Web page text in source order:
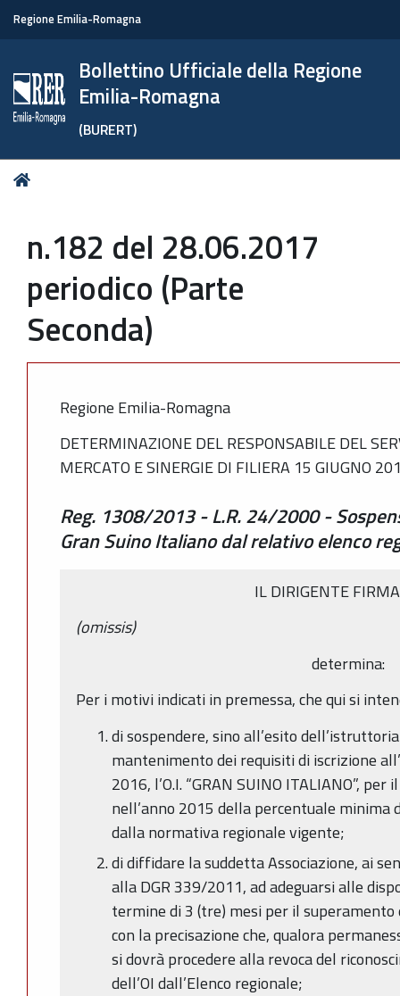
Regione Emilia-Romagna
Bollettino Ufficiale della Regione
Emilia-Romagna
(BURERT)
Tu
n.182 del 28.06.2017
periodico (Parte
Seconda)
Regione Emilia-Romagna
DETERMINAZIONE DEL RESPONSABILE DEL
MERCATO E SINERGIE DI FILIERA 15 GIUGNO
Reg. 1308/2013 - L.R. 24/2000 -
Gran Suino Italiano dal relativo elenco
IL DIRIGENTE
(omissis)
determina:
Per i motivi indicati in premessa, che qui si
di sospendere, sino all’esito
mantenimento dei requisiti di iscrizione
2016, l’O.I. “GRAN SUINO ITALIANO”,
nell’anno 2015 della percentuale
dalla normativa regionale vigente;
di diffidare la suddetta Associazione, ai
alla DGR 339/2011, ad adeguarsi alle
termine di 3 (tre) mesi per il
con la precisazione che, qualora
si dovrà procedere alla revoca del
dell’OI dall’Elenco regionale;